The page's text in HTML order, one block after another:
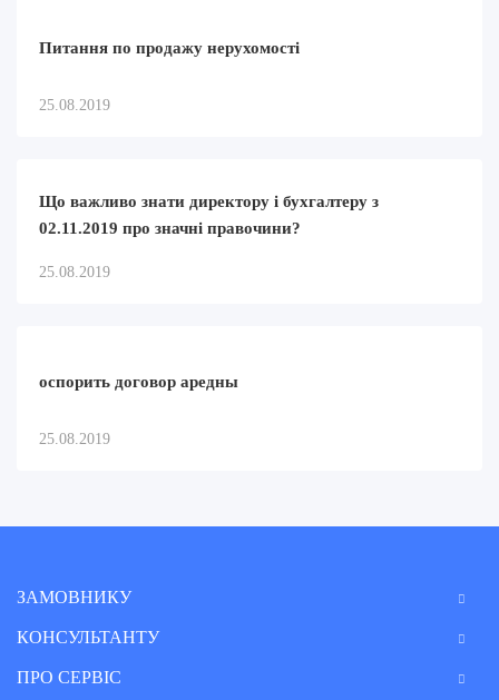
Питання по продажу нерухомості
25.08.2019
Що важливо знати директору і бухгалтеру з
02.11.2019 про значні правочини?
25.08.2019
оспорить договор аредны
25.08.2019
ЗАМОВНИКУ
КОНСУЛЬТАНТУ
ПРО СЕРВІС